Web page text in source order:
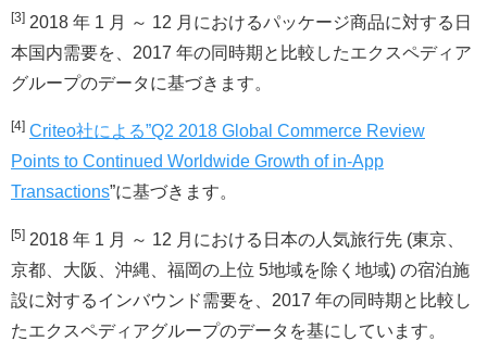
[3] 2018 年 1 月 ～ 12 月におけるパッケージ商品に対する日
本国内需要を、2017 年の同時期と比較したエクスペディア
グループのデータに基づきます。
[4] Criteo社による”Q2 2018 Global Commerce Review
Points to Continued Worldwide Growth of in-App
Transactions”に基づきます。
[5] 2018 年 1 月 ～ 12 月における日本の人気旅行先 (東京、
京都、大阪、沖縄、福岡の上位 5地域を除く地域) の宿泊施
設に対するインバウンド需要を、2017 年の同時期と比較し
たエクスペディアグループのデータを基にしています。